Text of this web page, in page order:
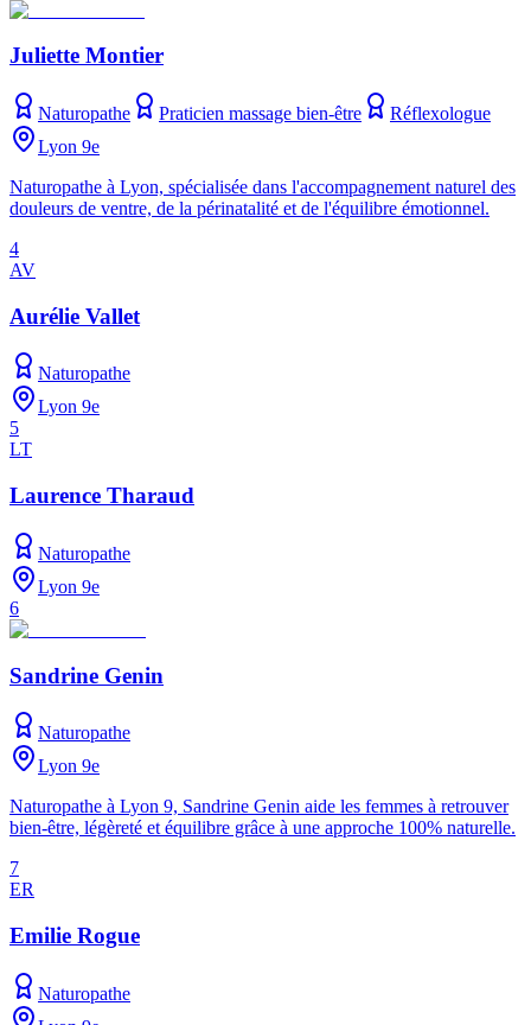
Juliette Montier
Naturopathe Praticien massage bien-être
Réflexologue
Lyon 9e
Naturopathe à Lyon, spécialisée dans l'accompagnement naturel des
douleurs de ventre, de la périnatalité et de l'équilibre émotionnel.
4
AV
Aurélie Vallet
Naturopathe
Lyon 9e
5
LT
Laurence Tharaud
Naturopathe
Lyon 9e
6
Sandrine Genin
Naturopathe
Lyon 9e
Naturopathe à Lyon 9, Sandrine Genin aide les femmes à retrouver
bien-être, légèreté et équilibre grâce à une approche 100% naturelle.
7
ER
Emilie Rogue
Naturopathe